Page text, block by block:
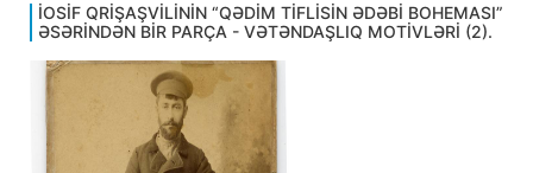
İOSİF QRİŞAŞVİLİNİN “QƏDİM TİFLİSİN ƏDƏBİ BOHEMASI”
ƏSƏRİNDƏN BİR PARÇA - VƏTƏNDAŞLIQ MOTİVLƏRİ (2).